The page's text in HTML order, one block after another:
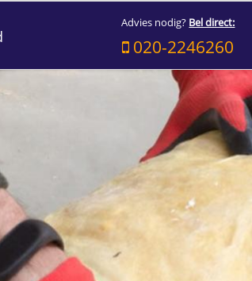
Advies nodig? Bel direct:
020-2246260